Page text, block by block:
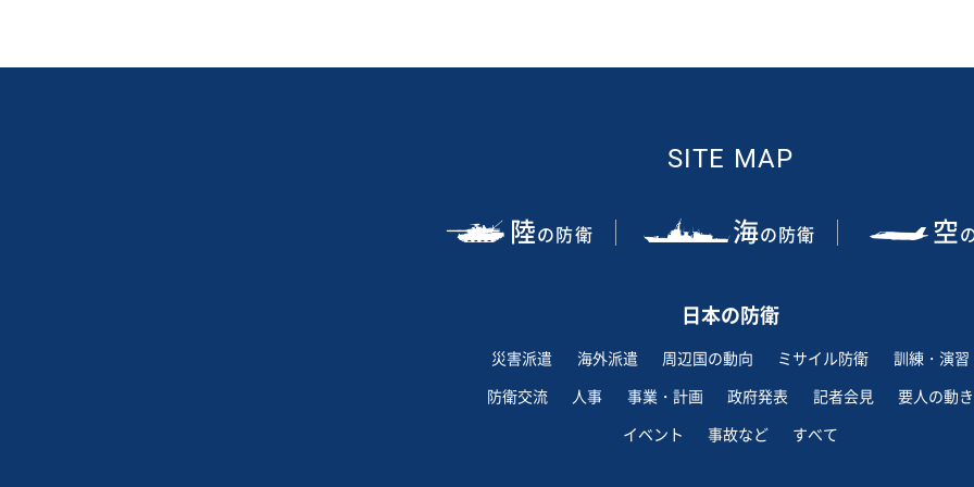
SITE MAP
陸の防衛 海の防衛 空
日本の防衛
災害派遣 海外派遣 周辺国の動向 ミサイル防衛
訓練・演習
防衛交流
人事 事業・計画 政府発表 記者会見
要人の動き
イベント
事故など すべて